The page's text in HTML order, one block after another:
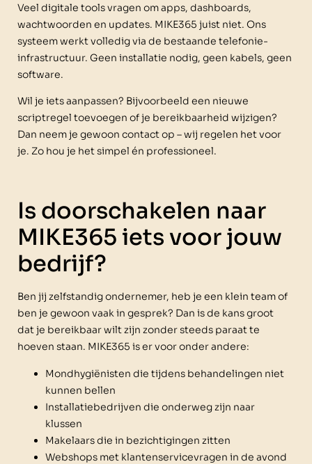
Veel digitale tools vragen om apps, dashboards,
wachtwoorden en updates. MIKE365 juist niet. Ons
systeem werkt volledig via de bestaande telefonie-
infrastructuur. Geen installatie nodig, geen kabels, geen
software.
Wil je iets aanpassen? Bijvoorbeeld een nieuwe
scriptregel toevoegen of je bereikbaarheid wijzigen?
Dan neem je gewoon contact op – wij regelen het voor
je. Zo hou je het simpel én professioneel.
Is doorschakelen naar
MIKE365 iets voor jouw
bedrijf?
Ben jij zelfstandig ondernemer, heb je een klein team of
ben je gewoon vaak in gesprek? Dan is de kans groot
dat je bereikbaar wilt zijn zonder steeds paraat te
hoeven staan. MIKE365 is er voor onder andere:
Mondhygiënisten die tijdens behandelingen niet
kunnen bellen
Installatiebedrijven die onderweg zijn naar
klussen
Makelaars die in bezichtigingen zitten
Webshops met klantenservicevragen in de avond